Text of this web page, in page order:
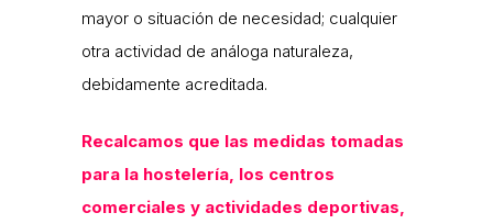
mayor o situación de necesidad; cualquier
otra actividad de análoga naturaleza,
debidamente acreditada.
Recalcamos que las medidas tomadas
para la hostelería, los centros
comerciales y actividades deportivas,